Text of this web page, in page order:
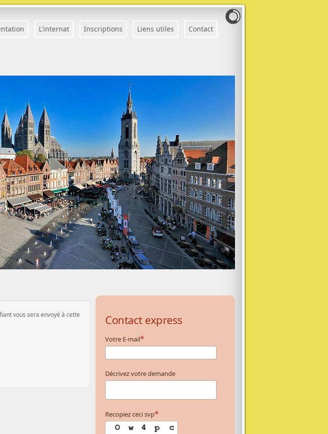
L'internat Inscriptions Liens utiles Contact
vous sera envoyé à cette
Contact express
Votre E-mail
Décrivez votre demande
Recopiez ceci svp